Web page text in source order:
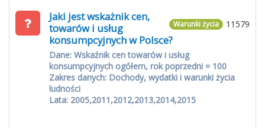
11579
Warunki życia
Jaki jest wskażnik cen,
towarów i usług
konsumpcyjnych w Polsce?
Dane: Wskaźnik cen towarów i usług
konsumpcyjnych ogółem, rok poprzedni = 100
Zakres danych: Dochody, wydatki i warunki życia
ludności
Lata: 2005,2011,2012,2013,2014,2015